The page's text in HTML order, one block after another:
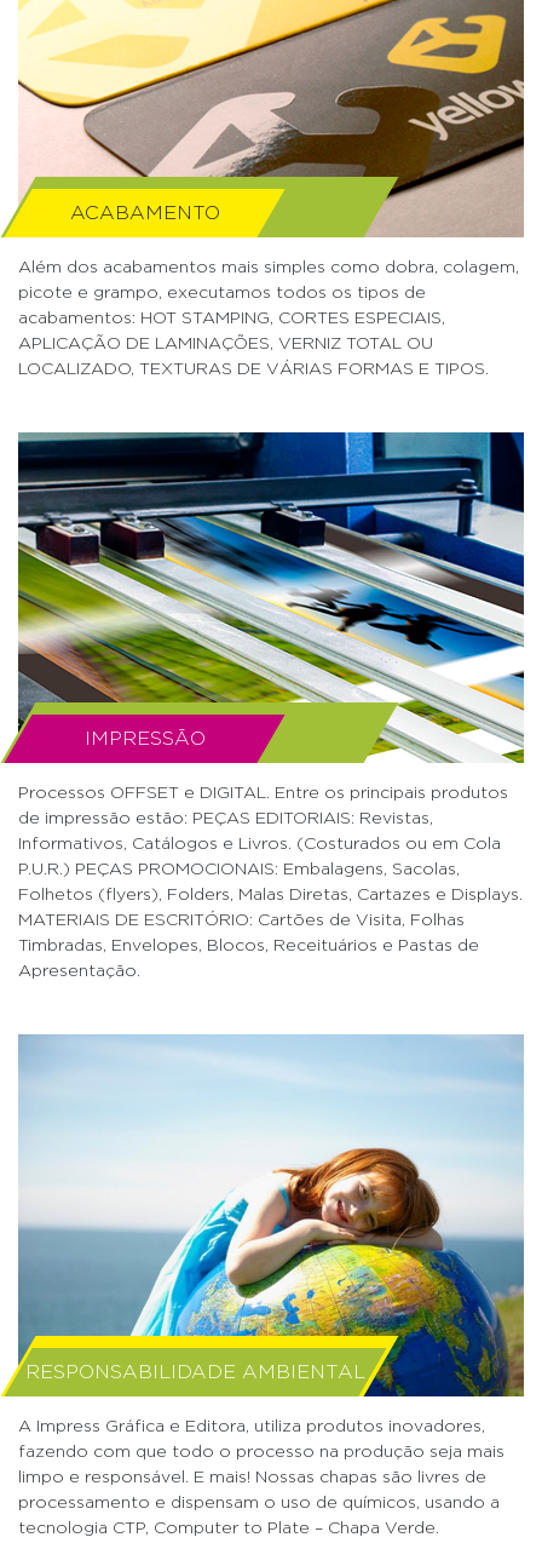
ACABAMENTO
Além dos acabamentos mais simples como dobra, colagem,
picote e grampo, executamos todos os tipos de
acabamentos: HOT STAMPING, CORTES ESPECIAIS,
APLICAÇÃO DE LAMINAÇÕES, VERNIZ TOTAL OU
LOCALIZADO, TEXTURAS DE VÁRIAS FORMAS E TIPOS.
IMPRESSÃO
Processos OFFSET e DIGITAL. Entre os principais produtos
de impressão estão: PEÇAS EDITORIAIS: Revistas,
Informativos, Catálogos e Livros. (Costurados ou em Cola
P.U.R.) PEÇAS PROMOCIONAIS: Embalagens, Sacolas,
Folhetos (flyers), Folders, Malas Diretas, Cartazes e Displays.
MATERIAIS DE ESCRITÓRIO: Cartões de Visita, Folhas
Timbradas, Envelopes, Blocos, Receituários e Pastas de
Apresentação.
RESPONSABILIDADE AMBIENTAL
A Impress Gráfica e Editora, utiliza produtos inovadores,
fazendo com que todo o processo na produção seja mais
limpo e responsável. E mais! Nossas chapas são livres de
processamento e dispensam o uso de químicos, usando a
tecnologia CTP, Computer to Plate – Chapa Verde.